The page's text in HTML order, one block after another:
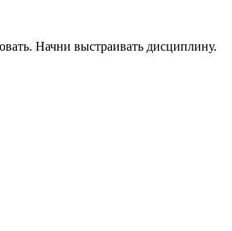
Начни выстраивать дисциплину.